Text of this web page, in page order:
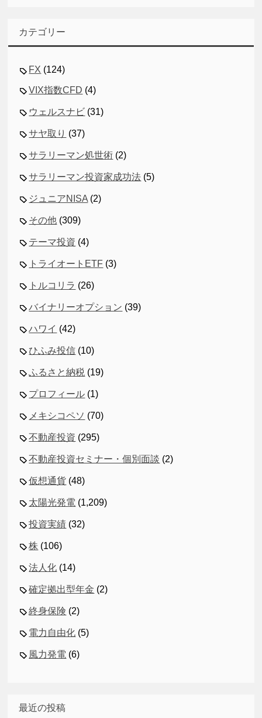
カテゴリー
FX (124)
VIX指数CFD (4)
ウェルスナビ (31)
サヤ取り (37)
サラリーマン処世術 (2)
サラリーマン投資家成功法 (5)
ジュニアNISA (2)
その他 (309)
テーマ投資 (4)
トライオートETF (3)
トルコリラ (26)
バイナリーオプション (39)
ハワイ (42)
ひふみ投信 (10)
ふるさと納税 (19)
プロフィール (1)
メキシコペソ (70)
不動産投資 (295)
不動産投資セミナー・個別面談 (2)
仮想通貨 (48)
太陽光発電 (1,209)
投資実績 (32)
株 (106)
法人化 (14)
確定拠出型年金 (2)
終身保険 (2)
電力自由化 (5)
風力発電 (6)
最近の投稿